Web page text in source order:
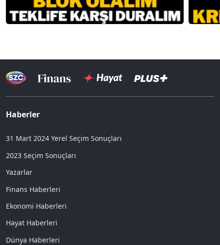
Haberler
31 Mart 2024 Yerel Seçim Sonuçları
2023 Seçim Sonuçları
Yazarlar
Finans Haberleri
Ekonomi Haberleri
Hayat Haberleri
Dünya Haberleri